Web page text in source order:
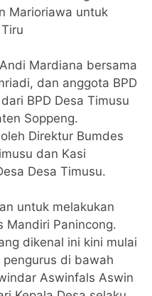
Marioriawa untuk
Mardiana bersama
dan anggota BPD
BPD Desa Timusu
Soppeng.
Direktur Bumdes
dan Kasi
Desa Timusu.
untuk melakukan
Mandiri Panincong.
dikenal ini kini mulai
di bawah
Aswinfals Aswin